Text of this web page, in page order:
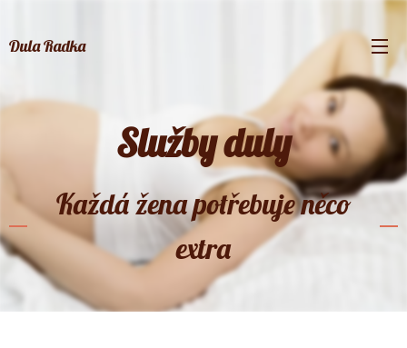
Dula Radka
Služby duly
Každá žena potřebuje něco
extra